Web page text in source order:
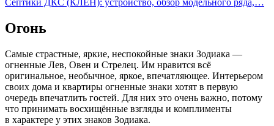
Септики ДКС (КЛЕН): устройство, обзор модельного ряда,…
Огонь
Самые страстные, яркие, неспокойные знаки Зодиака —
огненные Лев, Овен и Стрелец. Им нравится всё
оригинальное, необычное, яркое, впечатляющее. Интерьером
своих дома и квартиры огненные знаки хотят в первую
очередь впечатлить гостей. Для них это очень важно, потому
что принимать восхищённые взгляды и комплименты
в характере у этих знаков Зодиака.